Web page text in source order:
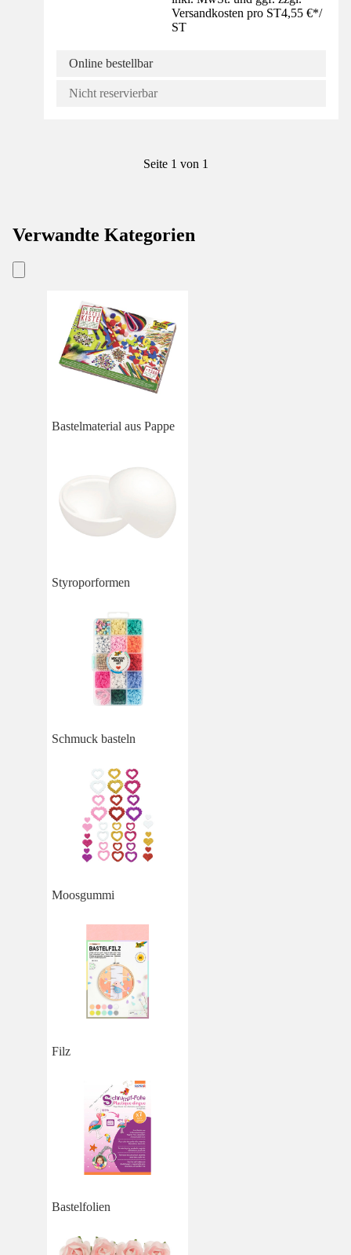
Versandkosten pro ST4,55 €*/
ST
Online bestellbar
Nicht reservierbar
Seite 1 von 1
Verwandte Kategorien
Bastelmaterial aus Pappe
Styroporformen
Schmuck basteln
Moosgummi
Filz
Bastelfolien